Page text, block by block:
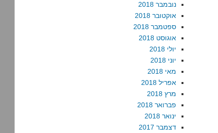
נובמבר 2018
אוקטובר 2018
ספטמבר 2018
אוגוסט 2018
יולי 2018
יוני 2018
מאי 2018
אפריל 2018
מרץ 2018
פברואר 2018
ינואר 2018
דצמבר 2017